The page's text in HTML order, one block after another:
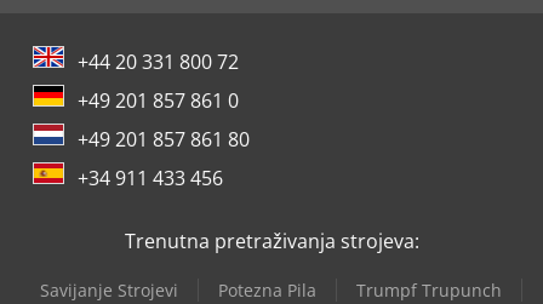
+44 20 331 800 72
+49 201 857 861 0
+49 201 857 861 80
+34 911 433 456
Trenutna pretraživanja strojeva:
Savijanje Strojevi Potezna Pila
Trumpf Trupunch